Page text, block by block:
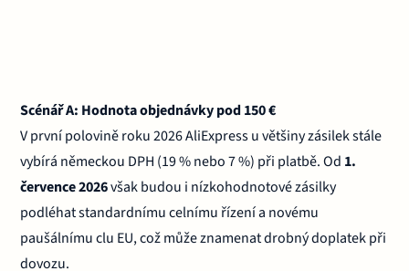
Scénář A: Hodnota objednávky pod 150 €
V první polovině roku 2026 AliExpress u většiny zásilek stále
vybírá německou DPH (19 % nebo 7 %) při platbě. Od 1.
července 2026však budou i nízkohodnotové zásilky
podléhat standardnímu celnímu řízení a novému
paušálnímu clu EU, což může znamenat drobný doplatek při
dovozu.